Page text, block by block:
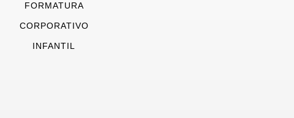
FORMATURA
CORPORATIVO
INFANTIL